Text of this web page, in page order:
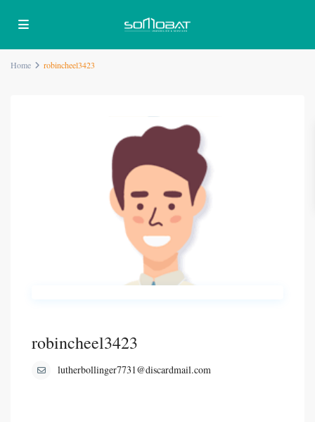
Home robincheel3423
robincheel3423
lutherbollinger7731@discardmail.com